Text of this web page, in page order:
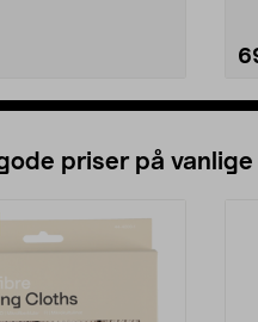
priser på